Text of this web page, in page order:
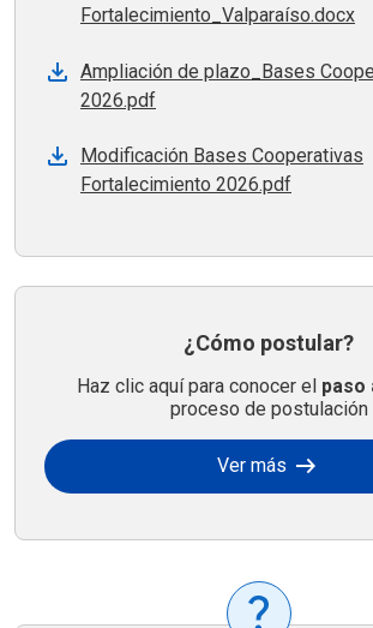
Fortalecimiento_Valparaíso.docx
Ampliación de plazo_Bases
2026.pdf
Modificación Bases Cooperativas
Fortalecimiento 2026.pdf
¿Cómo postular?
Haz clic aquí para conocer el paso
proceso de postulación
Ver más arrow_right_alt